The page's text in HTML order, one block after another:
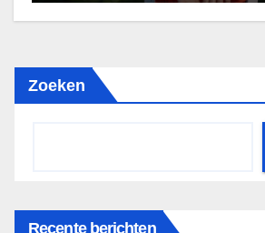
Zoeken
Recente berichten